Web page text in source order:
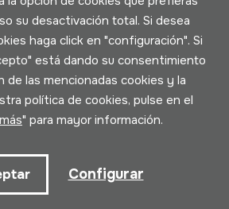
Política de cookies
por Lotura
su desactivación total. Si desea
haga click en "configuración". Si
está dando su consentimiento
de las mencionadas cookies y la
política de cookies, pulse en el
" para mayor información.
Configurar